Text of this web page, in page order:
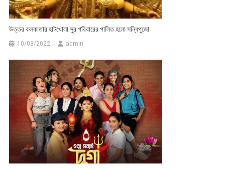
উত্তর কলকাতার হাটখোলা সুর পরিবারের পালিত হলো সন্ধিপুজো
10/03/2022 admin